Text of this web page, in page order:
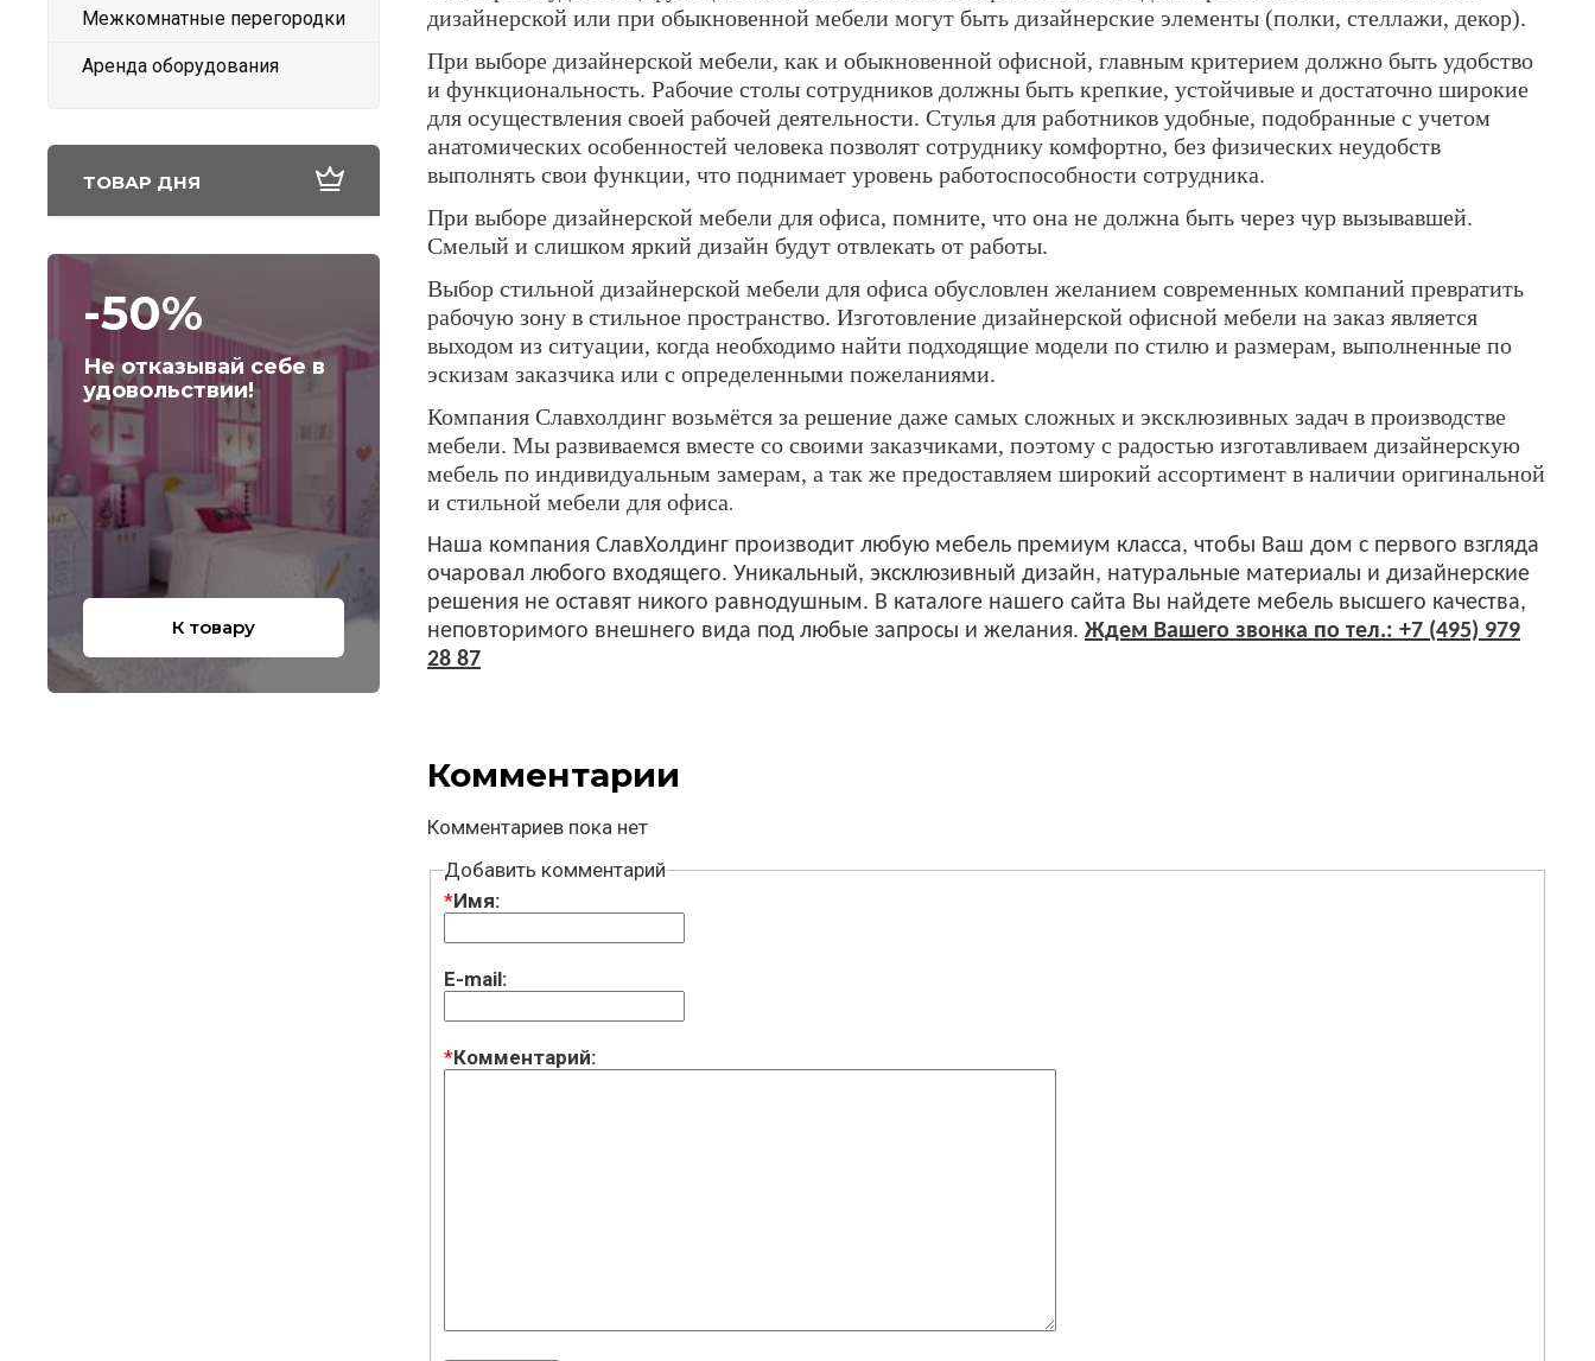
Межкомнатные перегородки
Аренда оборудования
ТОВАР ДНЯ
-50%
Не отказывай себе в
удовольствии!
К товару
дизайнерской или при обыкновенной мебели могут быть дизайнерские элементы (полки, стеллажи, декор).
При выборе дизайнерской мебели, как и обыкновенной офисной, главным критерием должно быть удобство
и функциональность. Рабочие столы сотрудников должны быть крепкие, устойчивые и достаточно широкие
для осуществления своей рабочей деятельности. Стулья для работников удобные, подобранные с учетом
анатомических особенностей человека позволят сотруднику комфортно, без физических неудобств
выполнять свои функции, что поднимает уровень работоспособности сотрудника.
При выборе дизайнерской мебели для офиса, помните, что она не должна быть через чур вызывавшей.
Смелый и слишком яркий дизайн будут отвлекать от работы.
Выбор стильной дизайнерской мебели для офиса обусловлен желанием современных компаний превратить
рабочую зону в стильное пространство. Изготовление дизайнерской офисной мебели на заказ является
выходом из ситуации, когда необходимо найти подходящие модели по стилю и размерам, выполненные по
эскизам заказчика или с определенными пожеланиями.
Компания Славхолдинг возьмётся за решение даже самых сложных и эксклюзивных задач в производстве
мебели. Мы развиваемся вместе со своими заказчиками, поэтому с радостью изготавливаем дизайнерскую
мебель по индивидуальным замерам, а так же предоставляем широкий ассортимент в наличии оригинальной
и стильной мебели для офиса.
Наша компания СлавХолдинг производит любую мебель премиум класса, чтобы Ваш дом с первого взгляда
очаровал любого входящего. Уникальный, эксклюзивный дизайн, натуральные материалы и дизайнерские
решения не оставят никого равнодушным. В каталоге нашего сайта Вы найдете мебель высшего качества,
неповторимого внешнего вида под любые запросы и желания. Ждем Вашего звонка по тел.: +7 (495) 979
28 87
Комментарии
Комментариев пока нет
Добавить комментарий
*Имя:
E-mail:
*Комментарий: